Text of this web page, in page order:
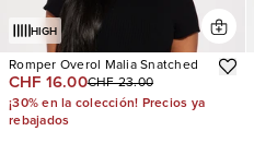
HIGH
Romper Overol Malia Snatched
CHF 16.00CHF 23.00
¡30% en la colección! Precios ya
rebajados